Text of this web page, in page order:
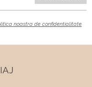
noastra de confidentialitate